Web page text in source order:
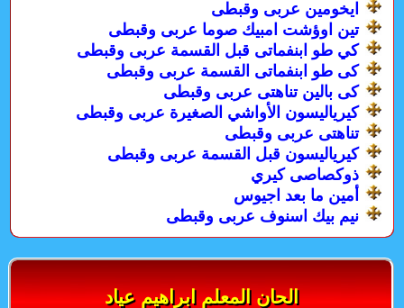
ايخومين عربى وقبطى
تين اوؤشت امبيك صوما عربى وقبطى
كي طو ابنفماتى قبل القسمة عربى وقبطى
كى طو ابنفماتى القسمة عربى وقبطى
كى بالين تناهتى عربى وقبطى
كيرياليسون الأواشي الصغيرة عربى وقبطى
تناهتى عربى وقبطى
كيرياليسون قبل القسمة عربى وقبطى
ذوكصاصى كيري
أمين ما بعد اجيوس
نيم بيك اسنوف عربى وقبطى
الحان المعلم ابراهيم عياد